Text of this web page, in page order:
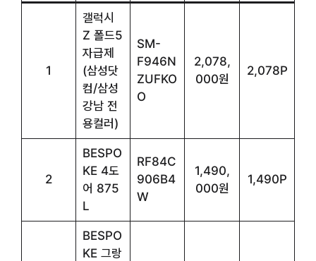
1
갤럭시
Z 폴드5
자급제
(삼성닷
컴/삼성
강남 전
용컬러)
SM-
F946N
ZUFKO
O
2,078,
000원
2,078P
2
BESPO
KE 4도
어 875
L
RF84C
906B4
W
1,490,
000원
1,490P
BESPO
KE 그랑